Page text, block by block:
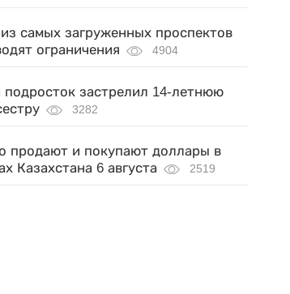
самых загруженных проспектов
ограничения
4904
подросток застрелил 14-летнюю
3282
продают и покупают доллары в
Казахстана 6 августа
2519